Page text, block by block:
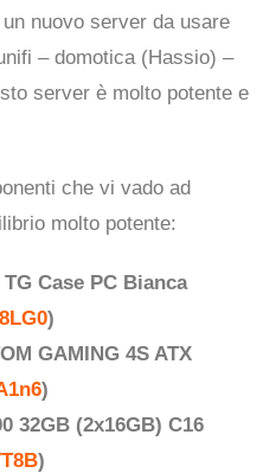
nuovo server da usare
– domotica (Hassio) –
server è molto potente e
che vi vado ad
molto potente:
Case PC Bianca
)
GAMING 4S ATX
)
32GB (2x16GB) C16
)